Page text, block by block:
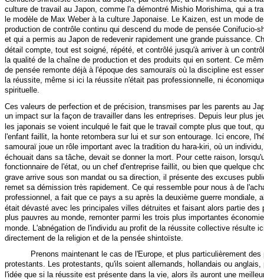
culture de travail au Japon, comme l'a démontré Mishio Morishima, qui a
le modèle de Max Weber à la culture Japonaise. Le Kaizen, est un mode de
production de contrôle continu qui descend du mode de pensée Conifucio-
et qui a permis au Japon de redevenir rapidement une grande puissance.
détail compte, tout est soigné, répété, et contrôlé jusqu'à arriver à un
la qualité de la chaîne de production et des produits qui en sortent. Ce
de pensée remonte déjà à l'époque des samouraïs où la discipline est
la réussite, même si ici la réussite n'était pas professionnelle, ni
spirituelle.
Ces valeurs de perfection et de précision, transmises par les parents au
un impact sur la façon de travailler dans les entreprises. Depuis leur plus
les japonais se voient inculqué le fait que le travail compte plus que tout,
l'enfant faillit, la honte retombera sur lui et sur son entourage. Ici encore,
samouraï joue un rôle important avec la tradition du hara-kiri, où un
échouait dans sa tâche, devait se donner la mort. Pour cette raison,
fonctionnaire de l'état, ou un chef d'entreprise faillit, ou bien que quelque
grave arrive sous son mandat ou sa direction, il présente des excuses
remet sa démission très rapidement. Ce qui ressemble pour nous à de
professionnel, a fait que ce pays a su après la deuxième guerre mondiale,
était dévasté avec les principales villes détruites et faisant alors partie des
plus pauvres au monde, remonter parmi les trois plus importantes
monde. L'abnégation de l'individu au profit de la réussite collective résulte
directement de la religion et de la pensée shintoïste.
Prenons maintenant le cas de l'Europe, et plus particulièrement des
protestants. Les protestants, qu'ils soient allemands, hollandais ou anglais,
l'idée que si la réussite est présente dans la vie, alors ils auront une